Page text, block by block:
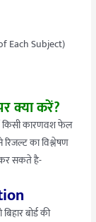
Each Subject)
क्या करें?
में किसी कारणवश फेल
का विश्लेषण
कर सकते है-
बोर्ड की